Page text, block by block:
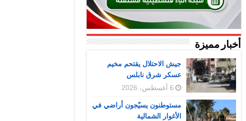
أخبار مميزة
جيش الاحتلال يقتحم مخيم
عسكر شرق نابلس
6 أغسطس، 2026
مستوطنون يسيّجون أراضي في
الأغوار الشمالية